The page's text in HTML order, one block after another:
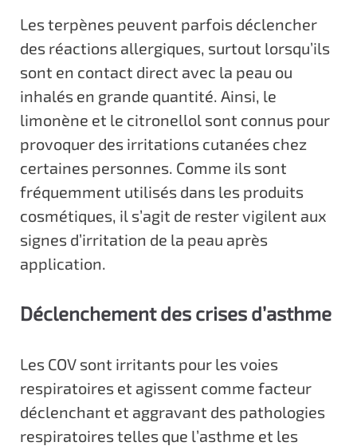
Les terpènes peuvent parfois déclencher
des réactions allergiques, surtout lorsqu’ils
sont en contact direct avec la peau ou
inhalés en grande quantité. Ainsi, le
limonène et le citronellol sont connus pour
provoquer des irritations cutanées chez
certaines personnes. Comme ils sont
fréquemment utilisés dans les produits
cosmétiques, il s’agit de rester vigilent aux
signes d’irritation de la peau après
application.
Déclenchement des crises d’asthme
Les COV sont irritants pour les voies
respiratoires et agissent comme facteur
déclenchant et aggravant des pathologies
respiratoires telles que l’asthme et les